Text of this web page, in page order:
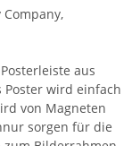
aus
Poster wird einfach
von Magneten
sorgen für die